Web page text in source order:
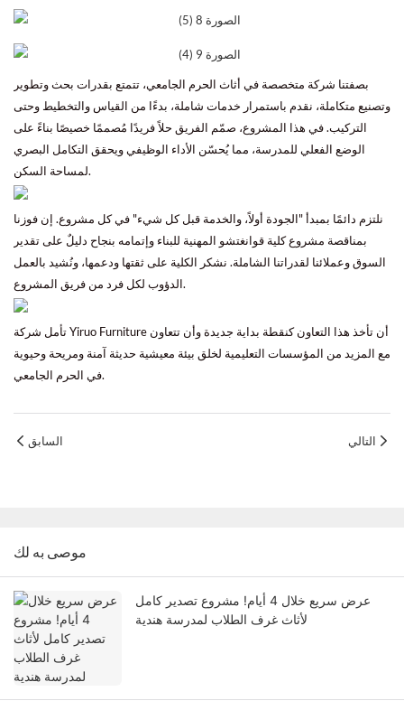
بصفتنا شركة متخصصة في أثاث الحرم الجامعي، تتمتع بقدرات بحث وتطوير
وتصنيع متكاملة، نقدم باستمرار خدمات شاملة، بدءًا من القياس والتخطيط وحتى
التركيب. في هذا المشروع، صمّم الفريق حلاً فريدًا مُصممًا خصيصًا بناءً على
الوضع الفعلي للمدرسة، مما يُحسّن الأداء الوظيفي ويحقق التكامل البصري
لمساحة السكن.
نلتزم دائمًا بمبدأ "الجودة أولاً، والخدمة قبل كل شيء" في كل مشروع. إن فوزنا
بمناقصة مشروع كلية قوانغتشو المهنية للبناء وإتمامه بنجاح دليلٌ على تقدير
السوق وعملائنا لقدراتنا الشاملة. نشكر الكلية على ثقتها ودعمها، ونُشيد بالعمل
الدؤوب لكل فرد من فريق المشروع.
تأمل شركة Yiruo Furniture أن تأخذ هذا التعاون كنقطة بداية جديدة وأن تتعاون
مع المزيد من المؤسسات التعليمية لخلق بيئة معيشية حديثة آمنة ومريحة وحيوية
في الحرم الجامعي.
السابق التالي
موصى به لك
عرض سريع خلال 4 أيام! مشروع تصدير كامل
لأثاث غرف الطلاب لمدرسة هندية